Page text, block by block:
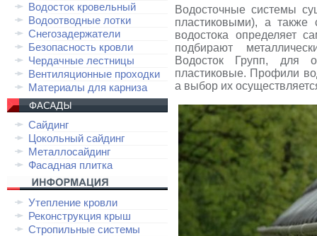
Водосток кровельный
Водоотводные лотки
Снегозадержатели
Безопасность кровли
Чердачные лестницы
Вентиляционные проходки
Материалы для карниза
Сайдинг
Цокольный сайдинг
Металлосайдинг
Фасадная плитка
Утепление кровли
Реконструкция крыш
Стропильные системы
Водосточные системы
пластиковыми), а
водостока определяет
подбирают
Водосток Групп, для
пластиковые. Профили
а выбор их